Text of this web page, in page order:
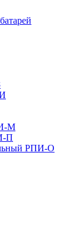
М
П
РПИ-О